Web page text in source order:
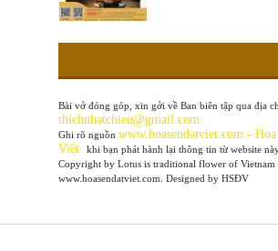
Bài vở đóng góp, xin gởi về Ban biên tập qua địa
thichnhatchieu@gmail.com
Ghi rõ nguồn www.hoasendatviet.com -
Việt
khi bạn phát hành lại thông tin từ website
Copyright by Lotus is traditional flower of Vietnam
www.hoasendatviet.com. Designed by HSĐV